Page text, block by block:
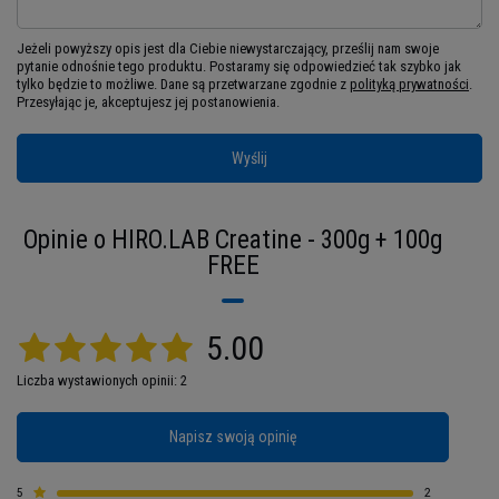
używaćkreatyny, która zrówna się z Twoim
hardkorowym rytmem. Tym właśnie produktem
jest monohydrat od marki HIRO. Co ważne -
został onprzebadany pod kątem czystości.
Wkrocz w nowy wymiar
Jeżeli powyższy opis jest dla Ciebie niewystarczający, prześlij nam swoje
pytanie odnośnie tego produktu. Postaramy się odpowiedzieć tak szybko jak
tylko będzie to możliwe. Dane są przetwarzane zgodnie z polityką prywatności
Przesyłając je, akceptujesz jej postanowienia.
Wyślij
Opinie o HIRO.LAB Creatine - 300g + 100g
FREE
5.00
Liczba wystawionych opinii: 2
Napisz swoją opinię
5
2